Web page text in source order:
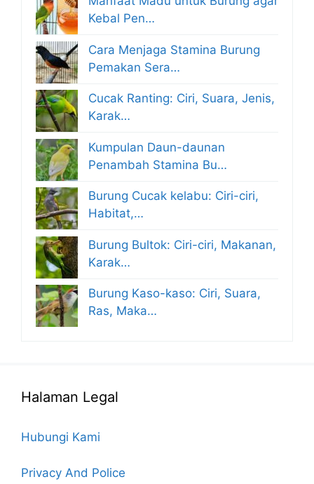
Kebal Pen…
Cara Menjaga Stamina Burung
Pemakan Sera…
Cucak Ranting: Ciri, Suara, Jenis,
Karak…
Kumpulan Daun-daunan
Penambah Stamina Bu…
Burung Cucak kelabu: Ciri-ciri,
Habitat,…
Burung Bultok: Ciri-ciri, Makanan,
Karak…
Burung Kaso-kaso: Ciri, Suara,
Ras, Maka…
Halaman Legal
Hubungi Kami
Privacy And Police